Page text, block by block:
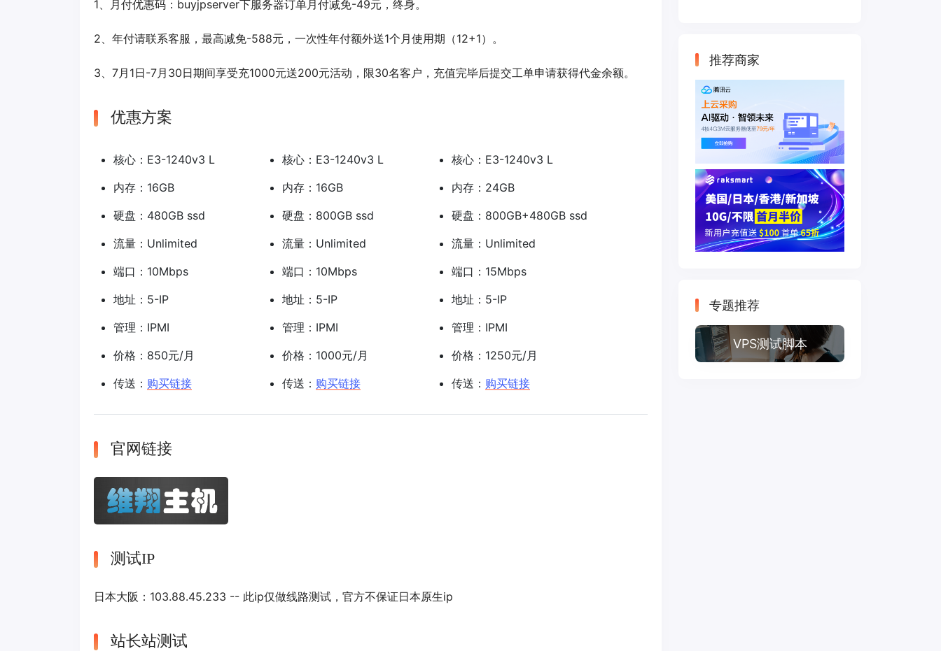
1、月付优惠码： buyjpserver下服务器订单月付减免-49元，终身。
2、年付请联系客服，最高减免-588元，一次性年付额外送1个月使用期（12+1）。
3、7月1日-7月30日期间享受充1000元送200元活动，限30名客户，充值完毕后提交工单申请获得代金余额。
优惠方案
核心：E3-1240v3 L
内存：16GB
硬盘：480GB ssd
流量：Unlimited
端口：10Mbps
地址：5-IP
管理：IPMI
价格：850元/月
传送： 购买链接
核心：E3-1240v3 L
内存：16GB
硬盘：800GB ssd
流量：Unlimited
端口：10Mbps
地址：5-IP
管理：IPMI
价格：1000元/月
传送： 购买链接
核心：E3-1240v3 L
内存：24GB
硬盘：800GB+480GB ssd
流量：Unlimited
端口：15Mbps
地址：5-IP
管理：IPMI
价格：1250元/月
传送： 购买链接
官网链接
测试IP
日本大阪：103.88.45.233 -- 此ip仅做线路测试，官方不保证日本原生ip
站长站测试
推荐商家
专题推荐
VPS测试脚本